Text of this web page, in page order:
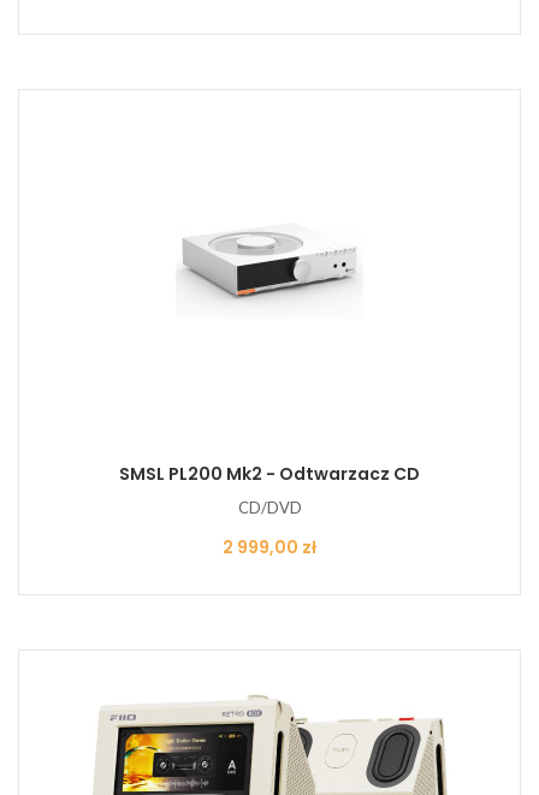
SMSL PL200 Mk2 - Odtwarzacz CD
CD/DVD
Cena
2 999,00 zł